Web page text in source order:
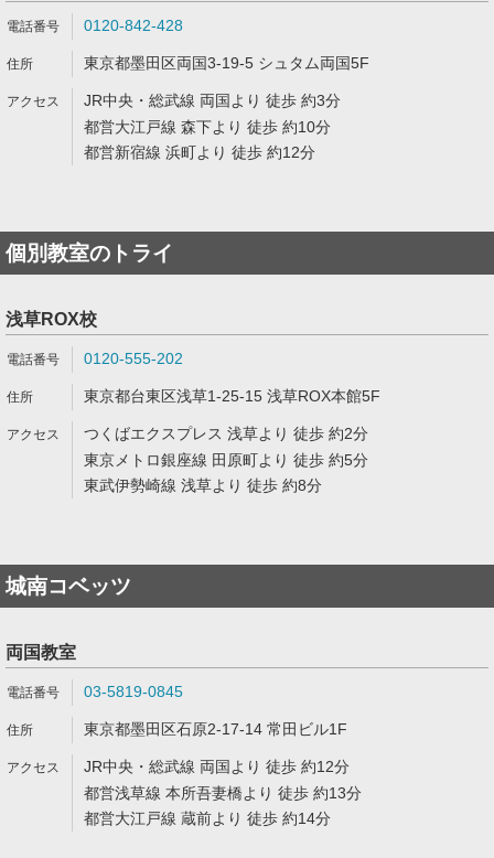
0120-842-428
東京都墨田区両国3-19-5 シュタム両国5F
JR中央・総武線 両国より 徒歩 約3分
都営大江戸線 森下より 徒歩 約10分
都営新宿線 浜町より 徒歩 約12分
個別教室のトライ
浅草ROX校
0120-555-202
東京都台東区浅草1-25-15 浅草ROX本館5F
つくばエクスプレス 浅草より 徒歩 約2分
東京メトロ銀座線 田原町より 徒歩 約5分
東武伊勢崎線 浅草より 徒歩 約8分
城南コベッツ
両国教室
03-5819-0845
東京都墨田区石原2-17-14 常田ビル1F
JR中央・総武線 両国より 徒歩 約12分
都営浅草線 本所吾妻橋より 徒歩 約13分
都営大江戸線 蔵前より 徒歩 約14分